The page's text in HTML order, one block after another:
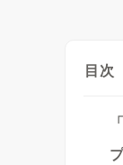
目次